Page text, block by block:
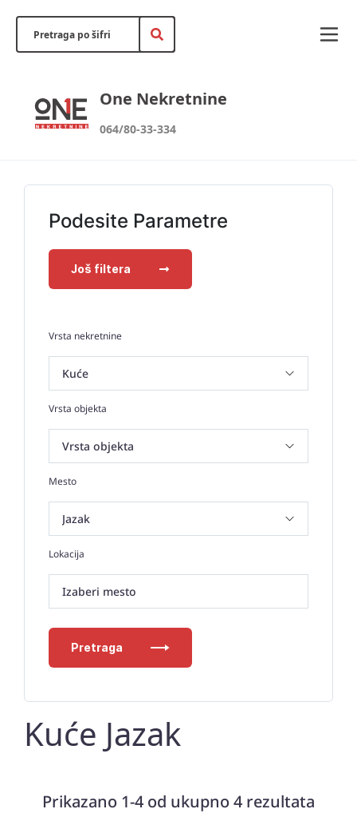
One Nekretnine
064/80-33-334
Podesite Parametre
Još filtera
Vrsta nekretnine
Vrsta objekta
Mesto
Lokacija
Izaberi mesto
Pretraga
Kuće Jazak
Prikazano 1-4 od ukupno 4 rezultata